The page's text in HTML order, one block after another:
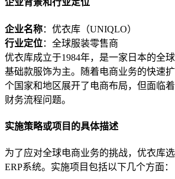
企业背景和行业定位
企业名称：优衣库（UNIQLO）
行业定位：全球服装零售商
优衣库成立于1984年，是一家日本的全
基础款服饰为主。随着电商业务的快速
个国家和地区展开了电商布局，但面临
财务流程问题。
实施策略或项目的具体描述
为了应对全球电商业务的挑战，优衣库
ERP系统。实施项目包括以下几个方面：